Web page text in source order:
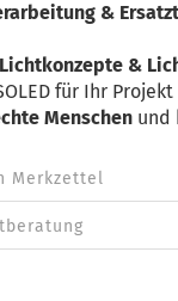
&
&
für Ihr Projekt
Menschen und
Merkzettel